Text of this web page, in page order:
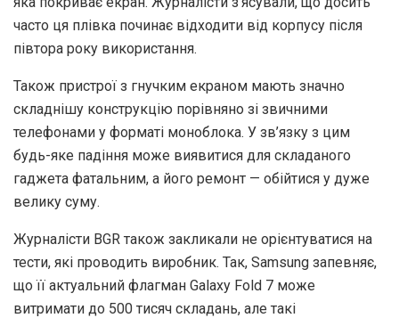
часто ця плівка починає відходити від корпусу після
півтора року використання.
Також пристрої з гнучким екраном мають значно
складнішу конструкцію порівняно зі звичними
телефонами у форматі моноблока. У зв’язку з цим
будь-яке падіння може виявитися для складаного
гаджета фатальним, а його ремонт — обійтися у дуже
велику суму.
Журналісти BGR також закликали не орієнтуватися на
тести, які проводить виробник. Так, Samsung запевняє,
що її актуальний флагман Galaxy Fold 7 може
витримати до 500 тисяч складань, але такі